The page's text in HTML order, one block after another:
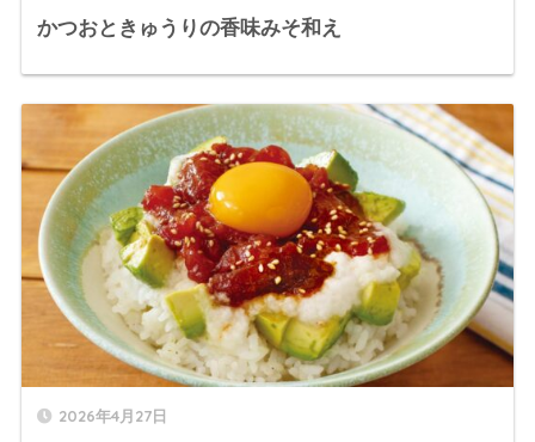
かつおときゅうりの香味みそ和え
2026年4月27日